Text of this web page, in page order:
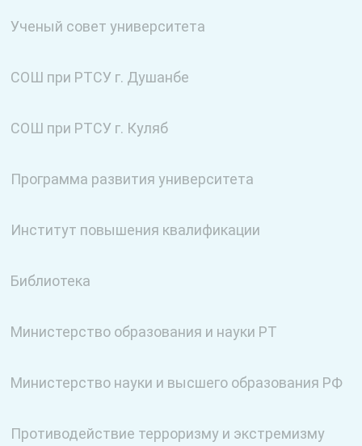
Ученый совет университета
СОШ при РТСУ г. Душанбе
СОШ при РТСУ г. Куляб
Программа развития университета
Институт повышения квалификации
Библиотека
Министерство образования и науки РТ
Министерство науки и высшего образования РФ
Противодействие терроризму и экстремизму